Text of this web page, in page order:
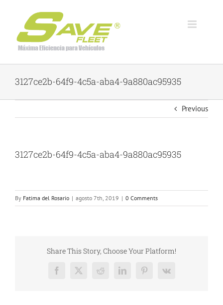
content
3127ce2b-64f9-4c5a-aba4-9a880ac95935
Previous
3127ce2b-64f9-4c5a-aba4-9a880ac95935
By Fatima del Rosario | agosto 7th, 2019 | 0 Comments
Share This Story, Choose Your Platform!
Facebook
X RedditLinkedInPinterest
Vk